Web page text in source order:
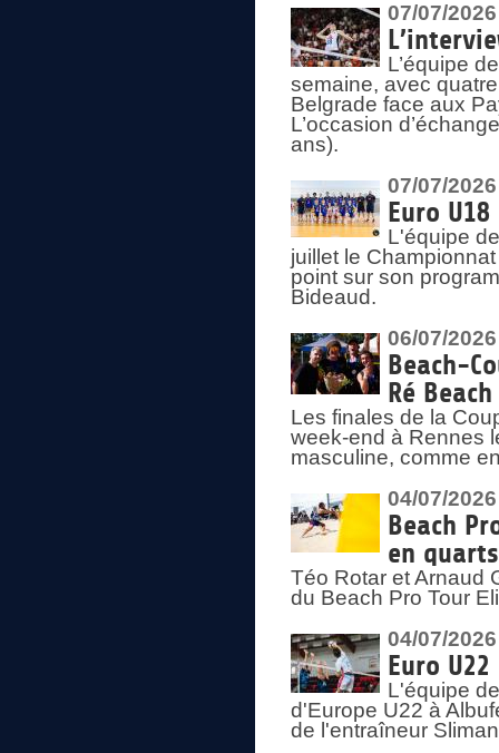
07/07/2026
L’équipe
semaine, avec
Belgrade face aux
L’occasion
ans).
07/07/2026
Euro
L'équipe
juillet le
point sur son
Bideaud.
06/07/2026
Beach-
Ré
Les finales de la
week-end à Rennes
masculine, comme
04/07/2026
Beach
en quarts
Téo Rotar et Arnaud
du Beach Pro Tour
04/07/2026
Euro
L'équipe
d'Europe U22 à
de l'entraîneur